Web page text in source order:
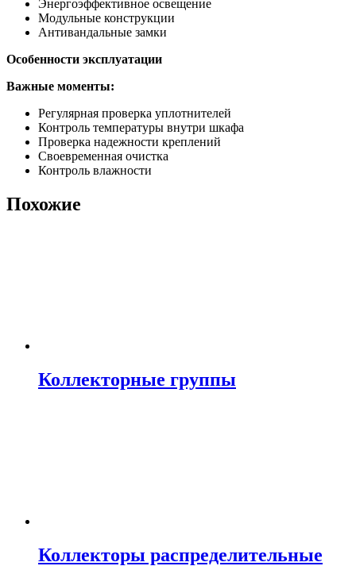
Энергоэффективное освещение
Модульные конструкции
Антивандальные замки
Особенности эксплуатации
Важные моменты:
Регулярная проверка уплотнителей
Контроль температуры внутри шкафа
Проверка надежности креплений
Своевременная очистка
Контроль влажности
Похожие
Коллекторные группы
Коллекторы распределительные